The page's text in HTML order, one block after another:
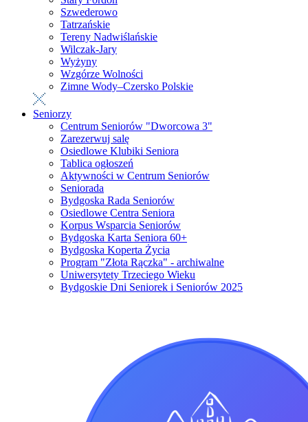
Szwederowo
Tatrzańskie
Tereny Nadwiślańskie
Wilczak-Jary
Wyżyny
Wzgórze Wolności
Zimne Wody–Czersko Polskie
Seniorzy
Centrum Seniorów "Dworcowa 3"
Zarezerwuj salę
Osiedlowe Klubiki Seniora
Tablica ogłoszeń
Aktywności w Centrum Seniorów
Seniorada
Bydgoska Rada Seniorów
Osiedlowe Centra Seniora
Korpus Wsparcia Seniorów
Bydgoska Karta Seniora 60+
Bydgoska Koperta Życia
Program "Złota Rączka" - archiwalne
Uniwersytety Trzeciego Wieku
Bydgoskie Dni Seniorek i Seniorów 2025